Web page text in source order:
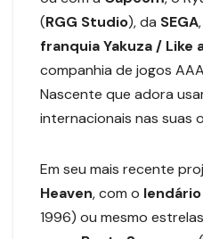
(RGG Studio), da SEGA
franquia Yakuza / Like
companhia de jogos
Nascente que adora
internacionais nas suas
Em seu mais recente
Heaven, com o
1996) ou mesmo